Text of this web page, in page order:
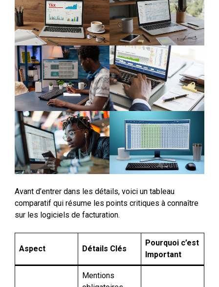
Avant d’entrer dans les détails, voici un tableau
comparatif qui résume les points critiques à connaître
sur les logiciels de facturation.
Aspect Détails Clés
Pourquoi c’est
Important
Mentions